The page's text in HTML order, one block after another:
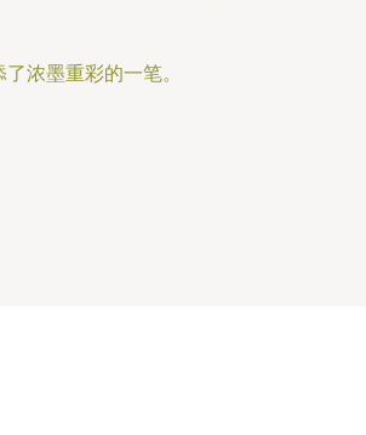
浓墨重彩的一笔。